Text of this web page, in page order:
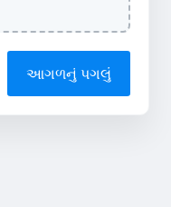
આગળનું પગલું